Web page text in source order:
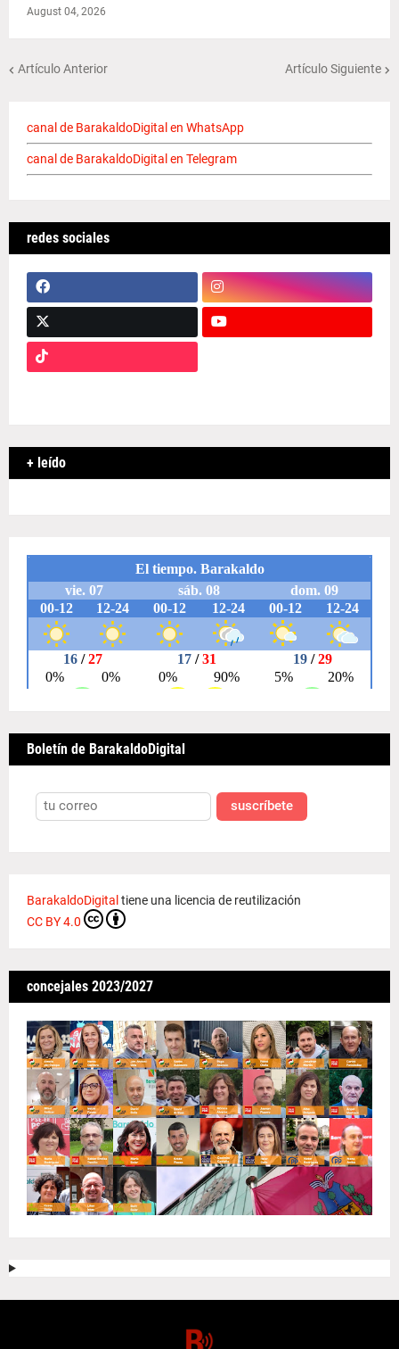
August 04, 2026
Artículo Anterior Artículo Siguiente
canal de BarakaldoDigital en WhatsApp
canal de BarakaldoDigital en Telegram
redes sociales
+ leído
Boletín de BarakaldoDigital
suscríbete
BarakaldoDigital tiene una licencia de reutilización
CC BY 4.0
concejales 2023/2027